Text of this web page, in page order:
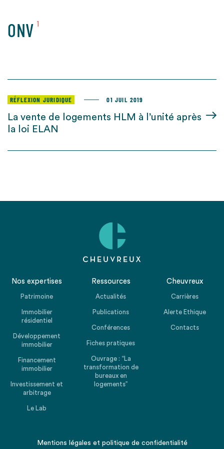
ONV 1
RÉFLEXION JURIDIQUE 01 JUIL 2019
La vente de logements HLM à l’unité après
la loi ELAN
Nos expertises
Patrimoine
Immobilier
résidentiel
Développement
immobilier
Financement
immobilier
Investissement et
arbitrage
Le Lab
Ressources
Actualités
Publications
Conférences
Fiches pratiques
Ouvrage : “La
transformation de
bureaux en
logements”
Cheuvreux
Carrières
Alerte Ethique
Contacts
Mentions légales et politique de confidentialité